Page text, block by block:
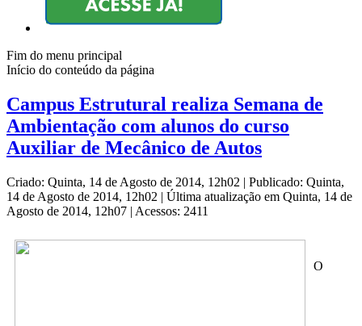
Fim do menu principal
Início do conteúdo da página
Campus Estrutural realiza Semana de
Ambientação com alunos do curso
Auxiliar de Mecânico de Autos
Criado: Quinta, 14 de Agosto de 2014, 12h02 | Publicado: Quinta,
14 de Agosto de 2014, 12h02 | Última atualização em Quinta, 14 de
Agosto de 2014, 12h07 | Acessos: 2411
O